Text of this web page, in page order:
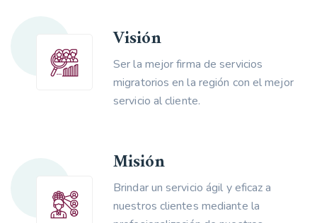
Visión
Ser la mejor firma de servicios
migratorios en la región con el mejor
servicio al cliente.
Misión
Brindar un servicio ágil y eficaz a
nuestros clientes mediante la